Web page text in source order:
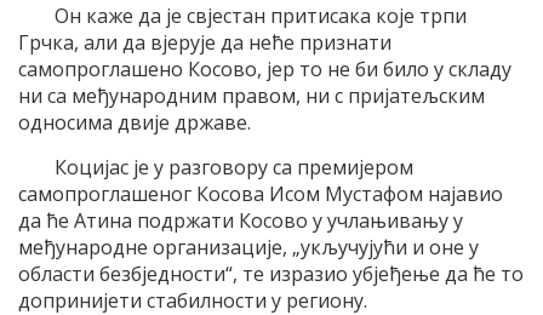
Он каже да је свјестан притисака које трпи
Грчка, али да вјерује да неће признати
самопроглашено Косово, јер то не би било у складу
ни са међународним правом, ни с пријатељским
односима двије државе.
Коцијас је у разговору са премијером
самопроглашеног Косова Исом Мустафом најавио
да ће Атина подржати Косово у учлањивању у
међународне организације, „укључујући и оне у
области безбједности“, те изразио убјеђење да ће то
допринијети стабилности у региону.